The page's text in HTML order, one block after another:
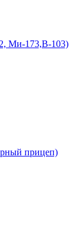
Ми-173,В-103)
прицеп)